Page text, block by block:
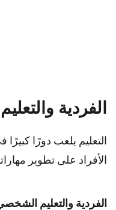
الفردية والتعليم
التعليم يلعب دورًا
الأفراد على تطوير
الفردية والتعليم